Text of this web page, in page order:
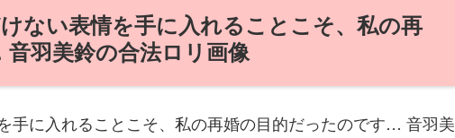
ない表情を手に入れることこそ、私の再
羽美鈴の合法ロリ画像
手に入れることこそ、私の再婚の目的だったのです… 音羽美